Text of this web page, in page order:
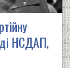
НСДАП,